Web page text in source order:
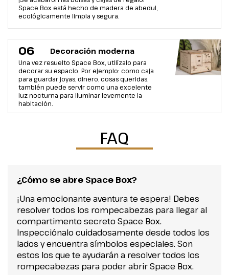
Space Box está hecho de madera de abedul,
ecológicamente limpia y segura.
06 Decoración moderna
Una vez resuelto Space Box, utilízalo para
decorar su espacio. Por ejemplo: como caja
para guardar joyas, dinero, cosas queridas,
también puede servir como una excelente
luz nocturna para iluminar levemente la
habitación.
FAQ
¿Cómo se abre Space Box?
¡Una emocionante aventura te espera! Debes
resolver todos los rompecabezas para llegar al
compartimento secreto Space Box.
Inspecciónalo cuidadosamente desde todos los
lados y encuentra símbolos especiales. Son
estos los que te ayudarán a resolver todos los
rompecabezas para poder abrir Space Box.